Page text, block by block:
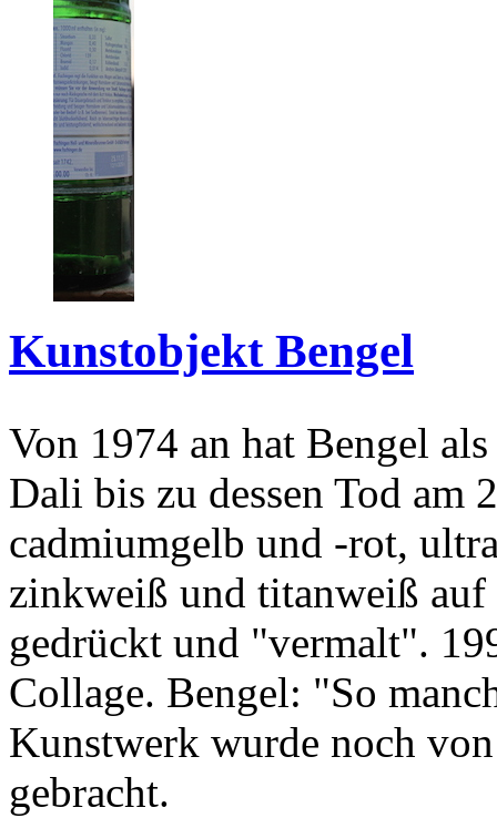
Kunstobjekt Bengel
Von 1974 an hat Bengel
Dali bis zu dessen Tod am
cadmiumgelb und -rot,
zinkweiß und titanweiß
gedrückt und "vermalt".
Collage. Bengel: "So
Kunstwerk wurde noch
gebracht.